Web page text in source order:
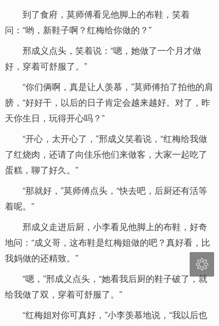
到了食府，莫师傅看见他脚上的布鞋，笑着
问：“哟，新鞋子啊？红梅给你做的？”
邢成义点头，笑着说：“嗯，她做了一个月才做
好，穿着可舒服了。”
“你们俩啊，真是让人羡慕，”莫师傅拍了拍他的肩
膀，“好好干，以后的日子肯定会越来越好。对了，昨
天你生日，玩得开心吗？”
“开心，太开心了，”邢成义笑着说，“红梅给我做
了红烧肉，还请了向佳乐他们来做客，大家一起吃了
蛋糕，聊了好久。”
“那就好，”莫师傅点头，“快去吧，后厨还有活等
着呢。”
邢成义走进后厨，小李看见他脚上的布鞋，好奇
地问：“成义哥，这布鞋是红梅姐做的吧？真好看，比
我妈做的还精致。”
“嗯，”邢成义点头，“她看我后厨的鞋子破了，就
给我做了双，穿着可舒服了。”
“红梅姐对你可真好，”小李羡慕地说，“我以后也
